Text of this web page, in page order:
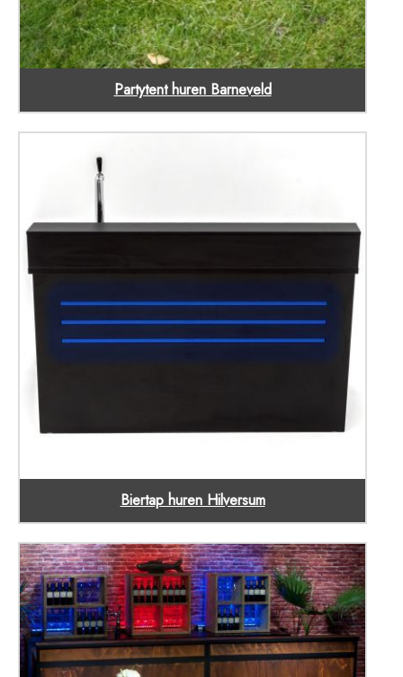
Partytent huren Barneveld
Biertap huren Hilversum